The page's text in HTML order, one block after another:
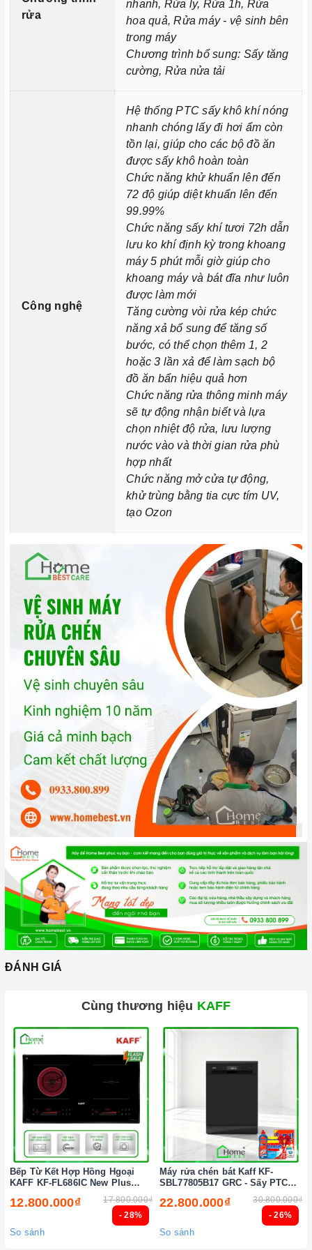
Sắp xếp bát đĩa đúng cách: Trước khi cho bát đĩa vào
máy rửa chén
, bạn cần sắp xếp chúng đúng cách để bát
đĩa được rửa sạch và khô ráo hoàn toàn. Bạn cần chú ý:
Loại bỏ thức ăn thừa khỏi bát đĩa trước khi cho vào
Máy rửa chén bát Kaff KF-BHMI815Y.
Sắp xếp bát đĩa sao cho các vật dụng không va chạm
Sắp xếp bát đĩa ở vị trí phù hợp với chương trình rửa.
Lựa chọn chương trình rửa phù hợp: Mỗi chương trình
rửa có một mục đích và thời gian khác nhau. Bạn nên lựa
chọn chương trình rửa phù hợp với lượng và mức độ
bẩn của bát đĩa.
Vệ sinh
Máy rửa chén bát Kaff KF-BHMI815Yđịnh kỳ:
Bạn nên vệ sinh
máy rửa chén
định kỳ để loại bỏ cặn
bẩn, ngăn ngừa vi khuẩn phát triển. Bạn có thể vệ sinh
máy rửa chén bằng cách sử dụng các chất tẩy rửa
chuyên dụng hoặc bằng cách chạy chương trình rửa vệ
sinh.
Bảo quản
máy rửa chénđúng cách: Khi không sử dụng
máy rửa chén
, bạn nên tắt nguồn và xả hết nước trong
máy. Bạn cũng nên đóng cửa máy để ngăn bụi bẩn và
côn trùng xâm nhập.
3. Tại sao nên chọn mua sản phẩm tại Home Best?
Cam kết hàng chính hãng:
Chúng tôi cam kết cung
cấp sản phẩm chính hãng 100%, có nguồn gốc, xuất
xứ và chứng từ rõ ràng.
Chế độ hỗ trợ bảo hành linh hoạt:
Hướng dẫn sử
dụng, lắp đặt, chế độ bảo hành chính hãng, hậu mãi
chuyên nghiệp, đảm bảo rằng quý khách sẽ có trải
nghiệm tuyệt vời và không gặp bất kỳ khó khăn nào
trong quá trình sử dụng sản phẩm.
Vận chuyển lắp đặt nhanh chóng: Đội ngũ tư vấn
viên, nhân viên và kỹ thuật viên chuyên nghiệp, tận tâm
sẽ đồng hành cùng quý khách trong quá trình mua sắm
và sử dụng sản phẩm.
Đến với Home Best, chúng tôi tự hào cung cấp đến
khách hàng đa dạng các dòng
tiếng, cam kết về chất lượng và nguồn gốc sản phẩm
chính hãng. Chúng tôi tự tin mang đến cho quý khách
hàng dịch vụ chăm sóc khách hàng tận tâm và chính
sách bảo hành, hậu mãi chuyên nghiệp nhất.
Xem thêm tại đây: Home Best Care - Trung tâm bảo trì,
sửa chữa thiết bị nhà bếp cao cấp
rửa
nhanh, Rửa ly, Rửa 1h, Rửa
hoa quả, Rửa máy - vệ sinh bên
trong máy
Chương trình bổ sung: Sấy tăng
cường, Rửa nửa tải
Công nghệ
Hệ thống PTC sấy khô khí nóng
nhanh chóng lấy đi hơi ẩm còn
tồn lại, giúp cho các bộ đồ ăn
được sấy khô hoàn toàn
Chức năng khử khuẩn lên đến
72 độ giúp diệt khuẩn lên đến
99.99%
Chức năng sấy khí tươi 72h dẫn
lưu ko khí định kỳ trong khoang
máy 5 phút mỗi giờ giúp cho
khoang máy và bát đĩa như luôn
được làm mới
Tăng cường vòi rửa kép chức
năng xả bổ sung để tăng số
bước, có thể chọn thêm 1, 2
hoặc 3 lần xả để làm sạch bộ
đồ ăn bẩn hiệu quả hơn
Chức năng rửa thông minh máy
sẽ tự động nhận biết và lựa
chọn nhiệt độ rửa, lưu lượng
nước vào và thời gian rửa phù
hợp nhất
Chức năng mở cửa tự động,
khử trùng bằng tia cực tím UV,
tạo Ozon
ĐÁNH GIÁ
Cùng thương hiệu KAFF
- 28%
Bếp Từ Kết Hợp Hồng Hgoại
KAFF KF-FL686IC New Plus
12.800.000₫ 17.800.000₫
So sánh
- 26%
Máy rửa chén bát Kaff KF-
SBL77805B17 GRC - Sấy PTC
22.800.000₫ 30.800.000₫
So sánh